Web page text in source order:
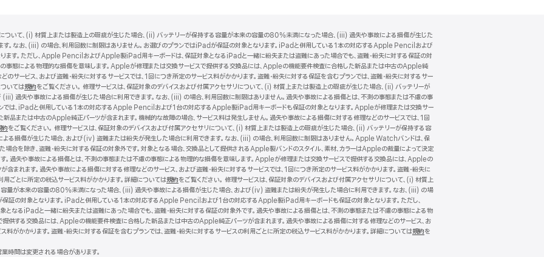
ついて、(i) 材質上または製造上の瑕疵が生じた場合、(ii) バッテリーが保持する容量が本来の容量の80%未満になった場合、(iii) 過失や事故による損傷が生じた
。なお、(iii) の場合、利用回数に制限はありません。お選びのプランではiPadが保証の対象となります。iPadと併用している1本の対応するApple Pencilおよび
す。ただし、Apple PencilおよびApple製iPad用キーボードは、保証対象となるiPadと一緒に紛失または盗難にあった場合でも、盗難・紛失に対する保証の対
の事態による物理的な損傷を意味します。Appleが修理または交換サービスで提供する交換品には、Appleの機能要件検査に合格した新品または中古のApple純
サービス、および盗難・紛失に対するサービスでは、1回につき所定のサービス料がかかります。盗難・紛失に対する保証を含むプランでは、盗難・紛失に対するサー
いては規約（新
規
ウ
イ
ン
ド
ウ
で
開
き
ま
す）
をご覧ください。 修理サービスは、保証対象のデバイスおよび付属アクセサリについて、(i) 材質上または製造上の瑕疵が生じた場合、(ii) バッテリーが
過失や事故による損傷が生じた場合に利用できます。なお、(iii) の場合、利用回数に制限はありません。過失や事故による損傷とは、不測の事態または不慮の事
では、iPadと併用している1本の対応するApple Pencilおよび1台の対応するApple製iPad用キーボードも保証の対象となります。Appleが修理または交換サー
品または中古のApple純正パーツが含まれます。機械的な故障の場合、サービス料は発生しません。過失や事故による損傷に対する修理などのサービスでは、1回
約（新
規
ウ
イ
ン
ド
ウ
で
開
き
ま
をご覧ください。 修理サービスは、保証対象のデバイスおよび付属アクセサリについて、(i) 材質上または製造上の瑕疵が生じた場合、(ii) バッテリーが保持する容
損傷が生じた場合、および(iv) 盗難または紛失が発生した場合に利用できます。なお、(iii) の場合、利用回数に制限はありません。Apple Watchバンドは、保
を除き、盗難・紛失に対する保証の対象外です。対象となる場合、交換品として提供されるApple製バンドのスタイル、素材、カラーはAppleの裁量によって決定
。過失や事故による損傷とは、不測の事態または不慮の事態による物理的な損傷を意味します。Appleが修理または交換サービスで提供する交換品には、Appleの
れます。過失や事故による損傷に対する修理などのサービス、および盗難・紛失に対するサービスでは、1回につき所定のサービス料がかかります。盗難・紛失に
用ごとに所定の税込サービス料がかかります。詳細については規約（新
規
ウ
イ
ン
ド
をご覧ください。 修理サービスは、保証対象のデバイスおよび付属アクセサリについて、(i) 材質上
量が本来の容量の80%未満になった場合、(iii) 過失や事故による損傷が生じた場合、および(iv) 盗難または紛失が発生した場合に利用できます。なお、(iii) の場
保証の対象となります。iPadと併用している1本の対応するApple Pencilおよび1台の対応するApple製iPad用キーボードも保証の対象となります。ただし、
るiPadと一緒に紛失または盗難にあった場合でも、盗難・紛失に対する保証の対象外です。過失や事故による損傷とは、不測の事態または不慮の事態による物
供する交換品には、Appleの機能要件検査に合格した新品または中古のApple純正パーツが含まれます。過失や事故による損傷に対する修理などのサービス、お
料がかかります。盗難・紛失に対する保証を含むプランでは、盗難・紛失に対するサービスの利用ごとに所定の税込サービス料がかかります。詳細については規約（新
を
時間は変更される場合があります。